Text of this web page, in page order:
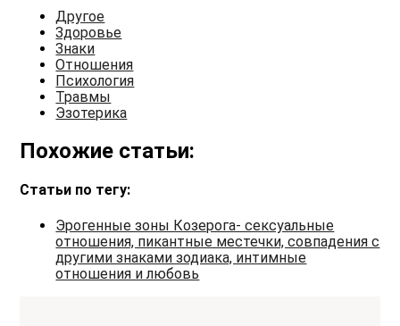
Другое
Здоровье
Знаки
Отношения
Психология
Травмы
Эзотерика
Похожие статьи:
Статьи по тегу:
Эрогенные зоны Козерога- сексуальные
отношения, пикантные местечки, совпадения с
другими знаками зодиака, интимные
отношения и любовь